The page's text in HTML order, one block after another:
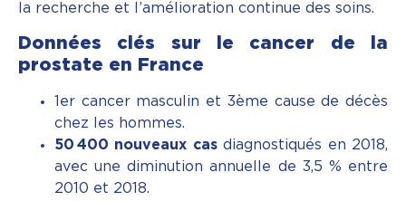
la recherche et l’amélioration continue des soins.
Données clés sur le cancer de la
prostate en France
1er cancer masculin et 3ème cause de décès
chez les hommes.
50 400 nouveaux casdiagnostiqués en 2018,
avec une diminution annuelle de 3,5 % entre
2010 et 2018.